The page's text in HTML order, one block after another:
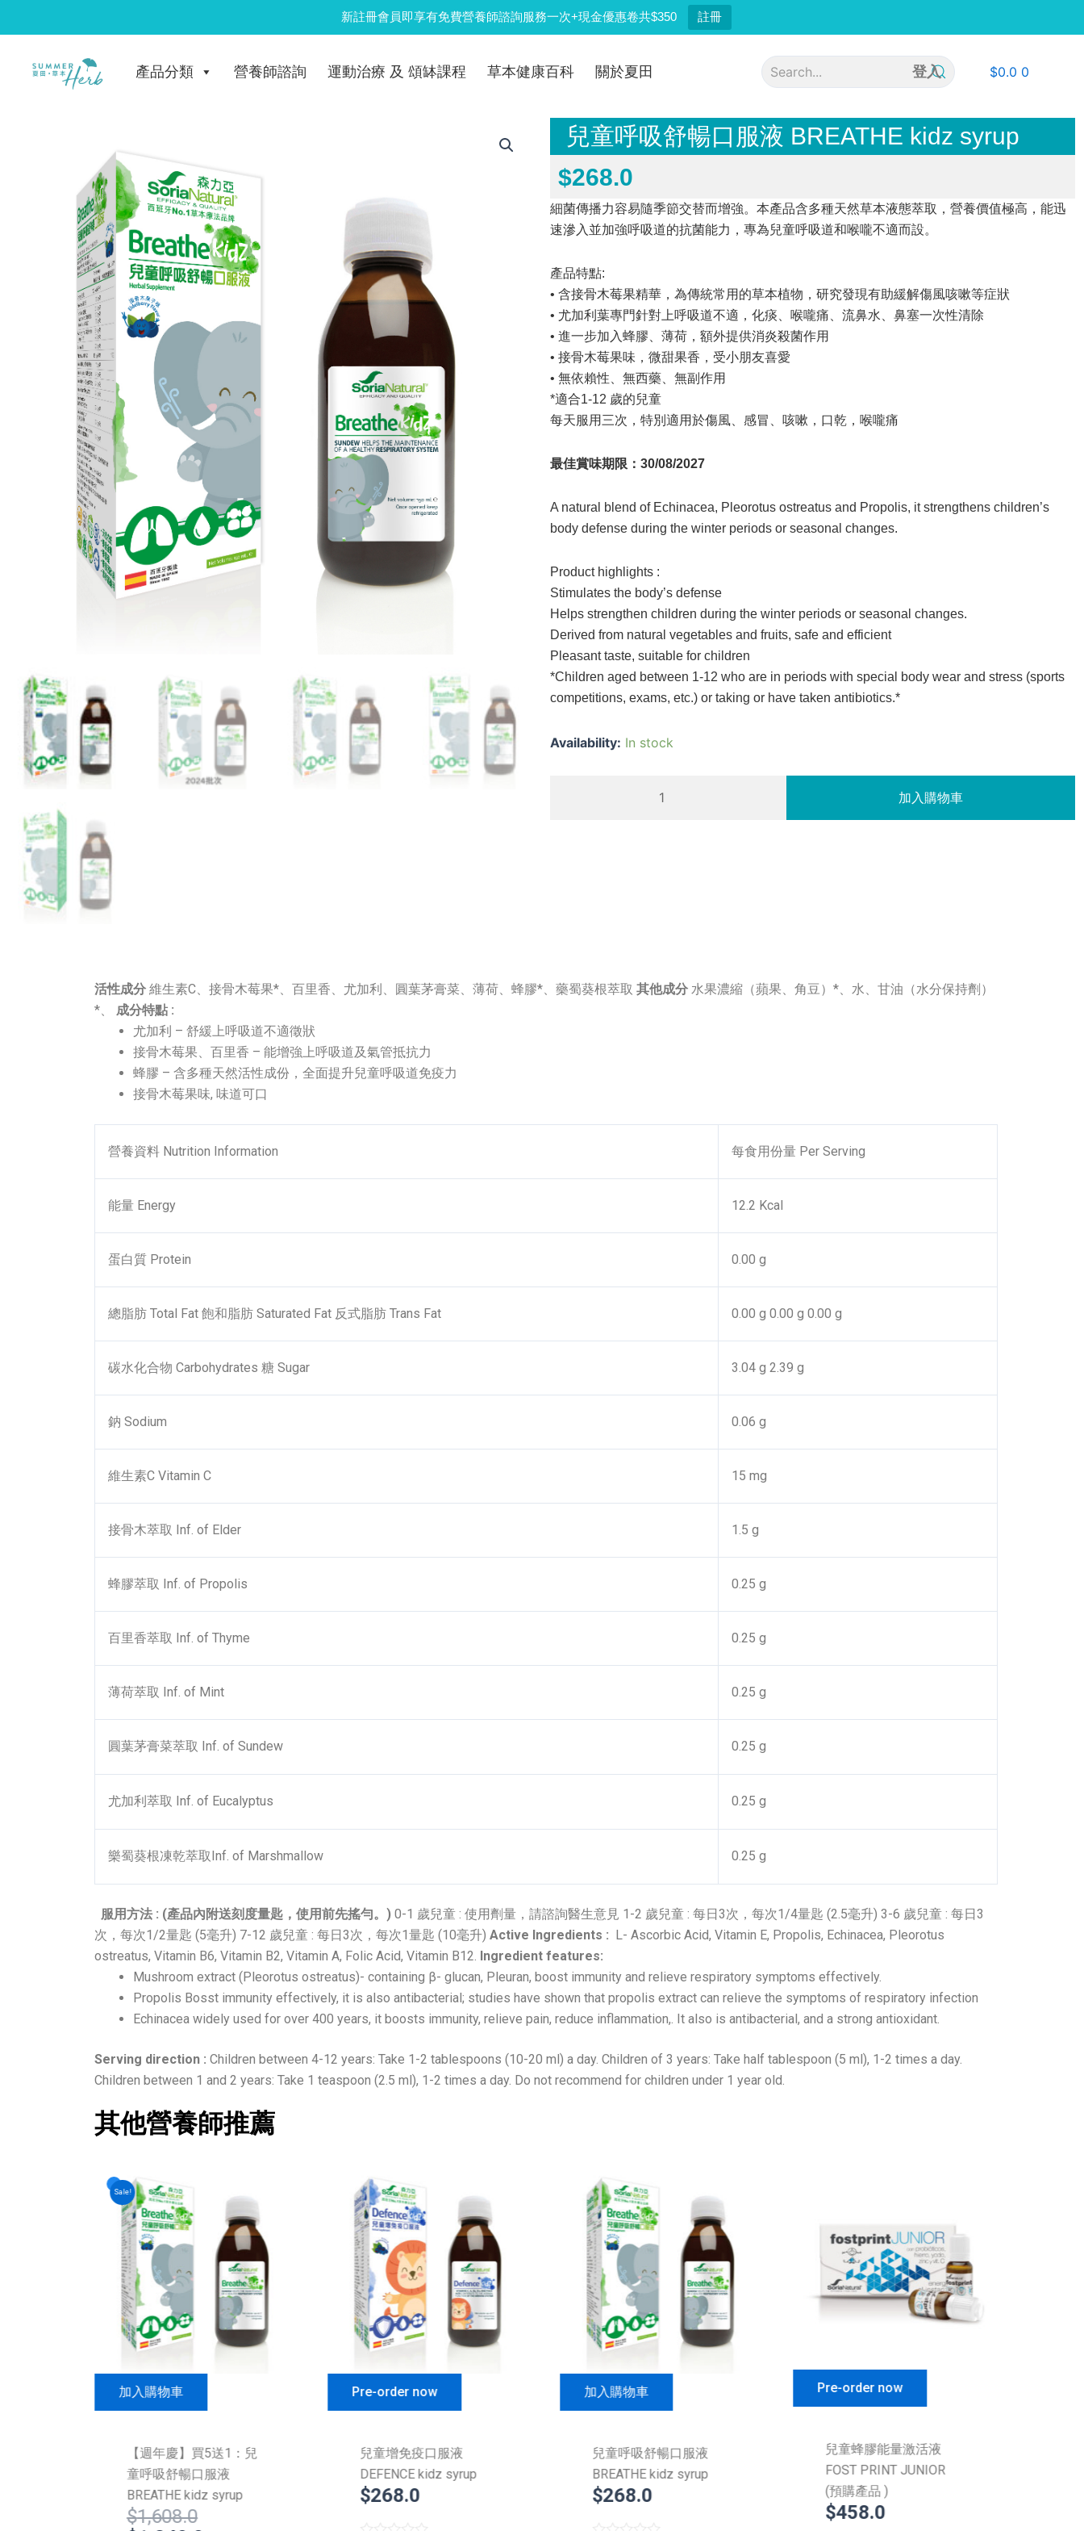
新註冊會員即享有免費營養師諮詢服務一次+現金優惠卷共$350 註冊
to
產品分類
營養師諮詢 運動治療 及 頌缽課程 草本健康百科 關於夏田 登入 $0.0 0
兒童呼吸舒暢口服液 BREATHE kidz syrup
$268.0
細菌傳播力容易隨季節交替而增強。本產品含多種天然草本液態萃取，營養價值極高，能迅
速滲入並加強呼吸道的抗菌能力，專為兒童呼吸道和喉嚨不適而設。
產品特點:
• 含接骨木莓果精華，為傳統常用的草本植物，研究發現有助緩解傷風咳嗽等症狀
• 尤加利葉專門針對上呼吸道不適，化痰、喉嚨痛、流鼻水、鼻塞一次性清除
• 進一步加入蜂膠、薄荷，額外提供消炎殺菌作用
• 接骨木莓果味，微甜果香，受小朋友喜愛
• 無依賴性、無西藥、無副作用
*適合1-12 歲的兒童
每天服用三次，特別適用於傷風、感冒、咳嗽，口乾，喉嚨痛
最佳賞味期限：30/08/2027
A natural blend of Echinacea, Pleorotus ostreatus and Propolis, it strengthens children’s
body defense during the winter periods or seasonal changes.
Product highlights :
Stimulates the body’s defense
Helps strengthen children during the winter periods or seasonal changes.
Derived from natural vegetables and fruits, safe and efficient
Pleasant taste, suitable for children
*Children aged between 1-12 who are in periods with special body wear and stress (sports
competitions, exams, etc.) or taking or have taken antibiotics.*
Availability: In stock
兒
quantity
加入購物車
活性成分 維生素C、接骨木莓果*、百里香、尤加利、圓葉茅膏菜、薄荷、蜂膠*、藥蜀葵根萃取 其他成分 水果濃縮（蘋果、角豆）*、水、甘油（水分保持劑）
*、 成分特點 :
尤加利 – 舒緩上呼吸道不適徵狀
接骨木莓果、百里香 – 能增強上呼吸道及氣管抵抗力
蜂膠 – 含多種天然活性成份，全面提升兒童呼吸道免疫力
接骨木莓果味, 味道可口
營養資料 Nutrition Information 每食用份量 Per Serving
能量 Energy 12.2 Kcal
蛋白質 Protein 0.00 g
總脂肪 Total Fat 飽和脂肪 Saturated Fat 反式脂肪 Trans Fat 0.00 g 0.00 g 0.00 g
碳水化合物 Carbohydrates 糖 Sugar 3.04 g 2.39 g
鈉 Sodium 0.06 g
維生素C Vitamin C 15 mg
接骨木萃取 Inf. of Elder 1.5 g
蜂膠萃取 Inf. of Propolis 0.25 g
百里香萃取 Inf. of Thyme 0.25 g
薄荷萃取 Inf. of Mint 0.25 g
圓葉茅膏菜萃取 Inf. of Sundew 0.25 g
尤加利萃取 Inf. of Eucalyptus 0.25 g
樂蜀葵根凍乾萃取Inf. of Marshmallow 0.25 g
服用方法 : (產品內附送刻度量匙，使用前先搖勻。) 0-1 歲兒童 : 使用劑量，請諮詢醫生意見 1-2 歲兒童 : 每日3次，每次1/4量匙 (2.5毫升) 3-6 歲兒童 : 每日3
次，每次1/2量匙 (5毫升) 7-12 歲兒童 : 每日3次，每次1量匙 (10毫升) Active Ingredients : L- Ascorbic Acid, Vitamin E, Propolis, Echinacea, Pleorotus
ostreatus, Vitamin B6, Vitamin B2, Vitamin A, Folic Acid, Vitamin B12. Ingredient features:
Mushroom extract (Pleorotus ostreatus)- containing β- glucan, Pleuran, boost immunity and relieve respiratory symptoms effectively.
Propolis Bosst immunity effectively, it is also antibacterial; studies have shown that propolis extract can relieve the symptoms of respiratory infection
Echinacea widely used for over 400 years, it boosts immunity, relieve pain, reduce inflammation,. It also is antibacterial, and a strong antioxidant.
Serving direction : Children between 4-12 years: Take 1-2 tablespoons (10-20 ml) a day. Children of 3 years: Take half tablespoon (5 ml), 1-2 times a day.
Children between 1 and 2 years: Take 1 teaspoon (2.5 ml), 1-2 times a day. Do not recommend for children under 1 year old.
其他營養師推薦
Sale!
加入購物車
【週年慶】買5送1：兒
童呼吸舒暢口服液
BREATHE kidz syrup
$1,608.0
Pre-order now
兒童增免疫口服液
DEFENCE kidz syrup
$268.0
加入購物車
兒童呼吸舒暢口服液
BREATHE kidz syrup
$268.0
Pre-order now
兒童蜂膠能量激活液
FOST PRINT JUNIOR
(預購產品 )
$458.0